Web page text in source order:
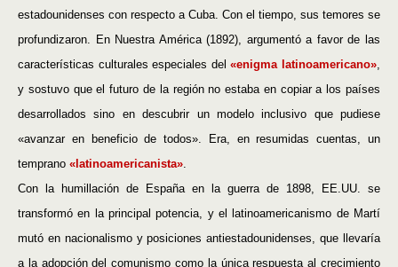
estadounidenses con respecto a Cuba. Con el tiempo, sus temores se
profundizaron. En Nuestra América (1892), argumentó a favor de las
características culturales especiales del«enigma latinoamericano»,
y sostuvo que el futuro de la región no estaba en copiar a los países
desarrollados sino en descubrir un modelo inclusivo que pudiese
«avanzar en beneficio de todos». Era, en resumidas cuentas, un
temprano «latinoamericanista».
Con la humillación de España en la guerra de 1898, EE.UU. se
transformó en la principal potencia, y el latinoamericanismo de Martí
mutó en nacionalismo y posiciones antiestadounidenses, que llevaría
a la adopción del comunismo como la única respuesta al crecimiento